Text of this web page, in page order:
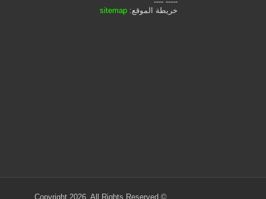
خريطة الموقع:sitemap
© Copyright 2026, All Rights Reserved